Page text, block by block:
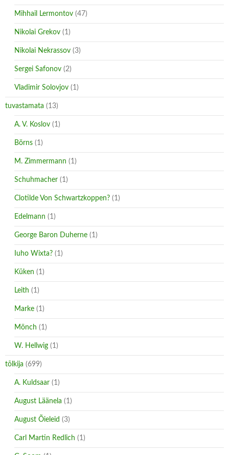
Mihhail Lermontov (47)
Nikolai Grekov (1)
Nikolai Nekrassov (3)
Sergei Safonov (2)
Vladimir Solovjov (1)
tuvastamata (13)
A. V. Koslov (1)
Börns (1)
M. Zimmermann (1)
Schuhmacher (1)
Clotilde Von Schwartzkoppen? (1)
Edelmann (1)
George Baron Duherne (1)
Iuho Wixta? (1)
Küken (1)
Leith (1)
Marke (1)
Mönch (1)
W. Hellwig (1)
tõlkija (699)
A. Kuldsaar (1)
August Läänela (1)
August Õieleid (3)
Carl Martin Redlich (1)